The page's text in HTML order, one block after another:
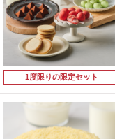
1度限りの限定セット